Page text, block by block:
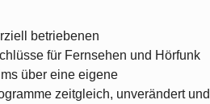
betriebenen
für Fernsehen und Hörfunk
über eine eigene
zeitgleich, unverändert und